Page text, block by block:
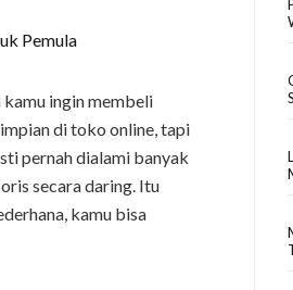
ingin membeli
di toko online, tapi
pernah dialami banyak
secara daring. Itu
kamu bisa